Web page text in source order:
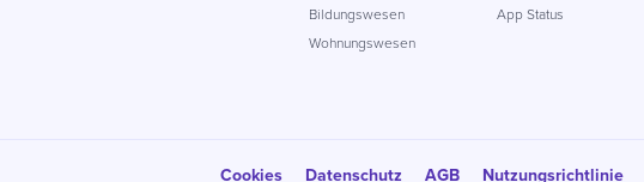
Bildungswesen
Wohnungswesen
App Status
Cookies Datenschutz AGB Nutzungsrichtlinie